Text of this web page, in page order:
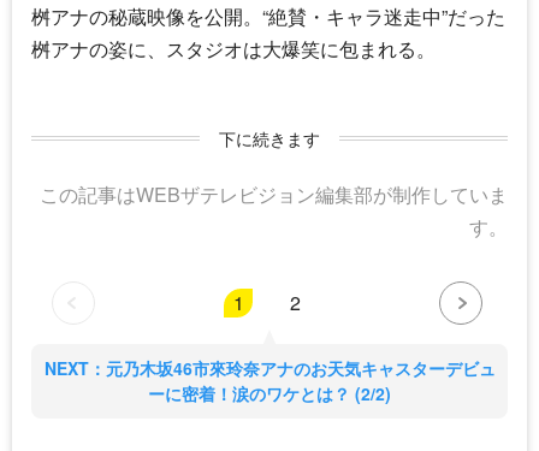
桝アナの秘蔵映像を公開。“絶賛・キャラ迷走中”だった
桝アナの姿に、スタジオは大爆笑に包まれる。
下に続きます
この記事はWEBザテレビジョン編集部が制作していま
す。
1 2
NEXT：元乃木坂46市來玲奈アナのお天気キャスターデビュ
ーに密着！涙のワケとは？ (2/2)